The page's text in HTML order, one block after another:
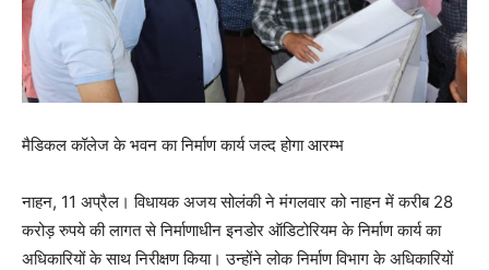
मैडिकल कॉलेज के भवन का निर्माण कार्य जल्द होगा आरम्भ
नाहन, 11 अप्रैल। विधायक अजय सोलंकी ने मंगलवार को नाहन में करीब 28
करोड़ रुपये की लागत से निर्माणाधीन इनडोर ऑडिटोरियम के निर्माण कार्य का
अधिकारियों के साथ निरीक्षण किया। उन्होंने लोक निर्माण विभाग के अधिकारियों